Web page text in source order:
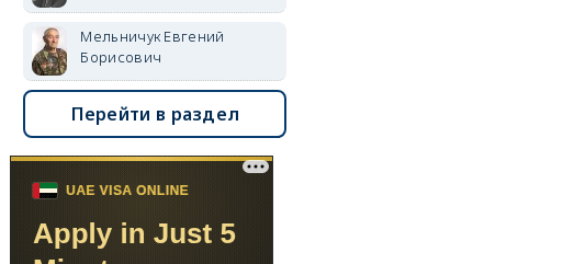
Мельничук Евгений
Борисович
Перейти в раздел